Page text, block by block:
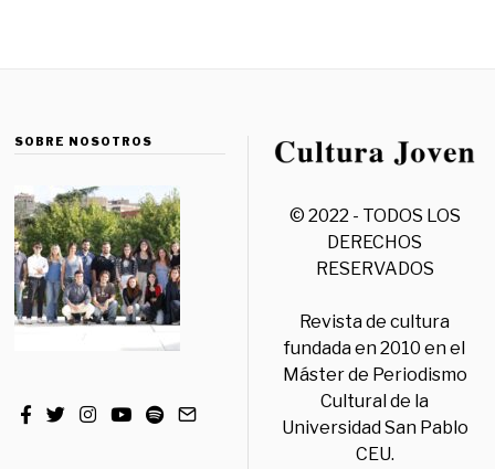
SOBRE NOSOTROS
© 2022 - TODOS LOS
DERECHOS
RESERVADOS
Revista de cultura
fundada en 2010 en el
Máster de Periodismo
Cultural de la
Universidad San Pablo
CEU.